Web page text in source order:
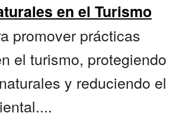
en el Turismo
promover prácticas
el turismo, protegiendo
y reduciendo el